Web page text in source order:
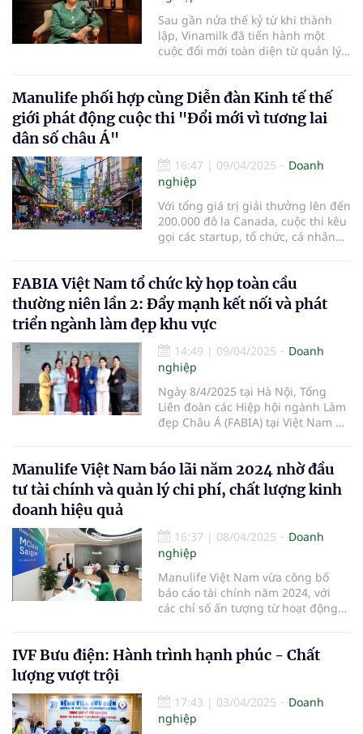
dinh dưỡng và tăng cường sức đề
kháng thông qua các sản phẩm hỗ
trợ sức khỏe ngày càng trở nên
cấp thiết.
Sau gần nửa thế kỷ từ khi thành
lập, Vinamilk đã tiến hành một
cuộc đổi mới toàn diện từ quản lý,
cách tiếp cận người tiêu dùng.
Manulife phối hợp cùng Diễn đàn Kinh tế thế
giới phát động cuộc thi "Đổi mới vì tương lai
dân số châu Á"
16:47 | 09/04/2025
Doanh
nghiệp
Với tổng giá trị giải thưởng lên đến
200.000 đô la Canada, cuộc thi kêu
gọi các startup, tổ chức, cá nhân…
dài hạn...
FABIA Việt Nam tổ chức kỳ họp toàn cầu
thường niên lần 2: Đẩy mạnh kết nối và phát
triển ngành làm đẹp khu vực
14:49 | 09/04/2025
Doanh
nghiệp
Ngày 8/4/2025 tại Hà Nội, Tổng
Liên đoàn các Hiệp hội ngành Làm
đẹp Châu Á (FABIA) tại Việt Nam đã
Manulife Việt Nam báo lãi năm 2024 nhờ đầu
tư tài chính và quản lý chi phí, chất lượng kinh
doanh hiệu quả
16:37 | 08/04/2025
Doanh
nghiệp
Manulife Việt Nam vừa công bố
báo cáo tài chính năm 2024, với
các chỉ số ấn tượng từ hoạt động
IVF Bưu điện: Hành trình hạnh phúc - Chất
lượng vượt trội
17:43 | 03/04/2025
Doanh
nghiệp